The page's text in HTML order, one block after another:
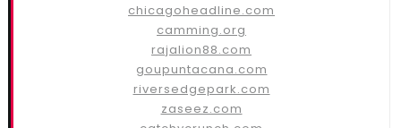
chicagoheadline.com
camming.org
rajalion88.com
goupuntacana.com
riversedgepark.com
zaseez.com